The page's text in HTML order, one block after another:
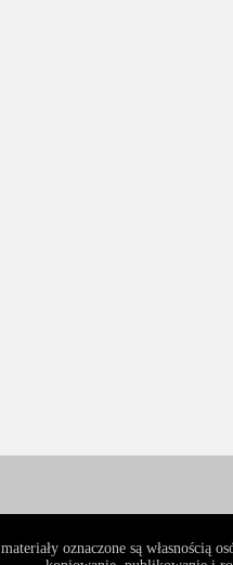
materiały oznaczone są własnością